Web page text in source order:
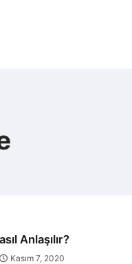
Anlaşılır?
Kasım 7, 2020